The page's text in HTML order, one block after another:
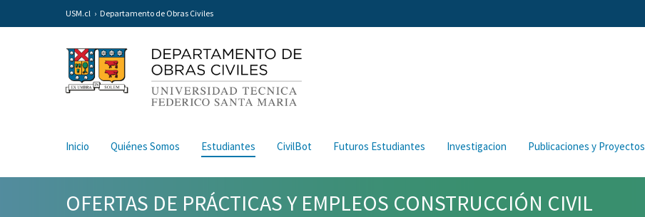
USM.cl Departamento de Obras Civiles
Inicio Quiénes Somos Estudiantes CivilBot Futuros Estudiantes Investigacion Publicaciones y Proyectos
OFERTAS DE PRÁCTICAS Y EMPLEOS CONSTRUCCIÓN CIVIL